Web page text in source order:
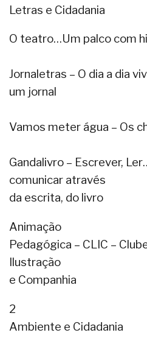
Letras e Cidadania
O teatro…Um palco com
Jornaletras – O dia a dia
um jornal
Vamos meter água – Os
Gandalivro – Escrever,
comunicar através
da escrita, do livro
Animação
Pedagógica – CLIC –
Ilustração
e Companhia
2
Ambiente e Cidadania